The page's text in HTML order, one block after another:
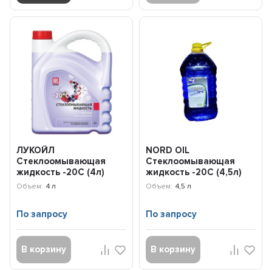
ЛУКОЙЛ
Стеклоомывающая
жидкость -20С (4л)
3099062
Объем: 4 л
По запросу
В корзину
NORD OIL
Стеклоомывающая
жидкость -20C (4,5л)
NRA023
Объем: 4,5 л
По запросу
В корзину